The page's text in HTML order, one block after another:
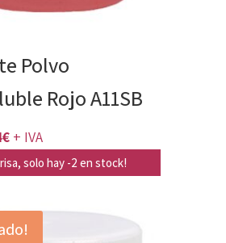
Polvo
Rojo A11SB
€El
precio
es:
18,94€.
+ IVA
solo hay -2 en stock!